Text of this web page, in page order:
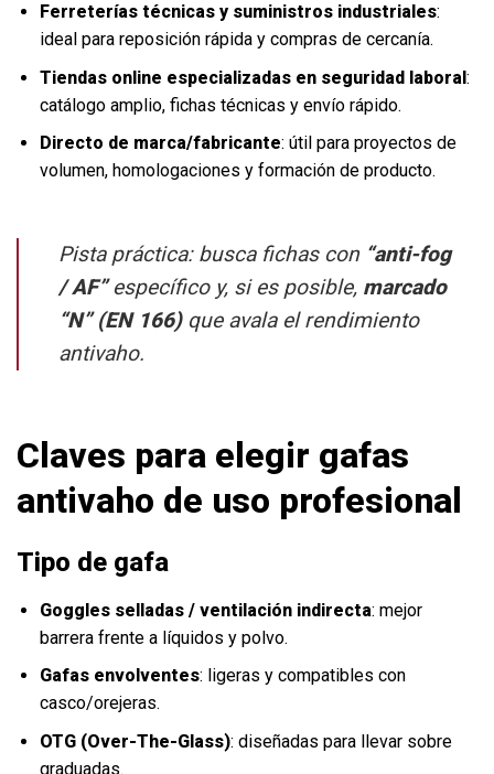
Ferreterías técnicas y suministros industriales:
ideal para reposición rápida y compras de cercanía.
Tiendas online especializadas en seguridad laboral:
catálogo amplio, fichas técnicas y envío rápido.
Directo de marca/fabricante: útil para proyectos de
volumen, homologaciones y formación de producto.
Pista práctica: busca fichas con “anti-fog
/ AF”específico y, si es posible, marcado
“N” (EN 166)que avala el rendimiento
antivaho.
Claves para elegir gafas
antivaho de uso profesional
Tipo de gafa
Goggles selladas / ventilación indirecta: mejor
barrera frente a líquidos y polvo.
Gafas envolventes: ligeras y compatibles con
casco/orejeras.
OTG (Over-The-Glass): diseñadas para llevar sobre
graduadas.